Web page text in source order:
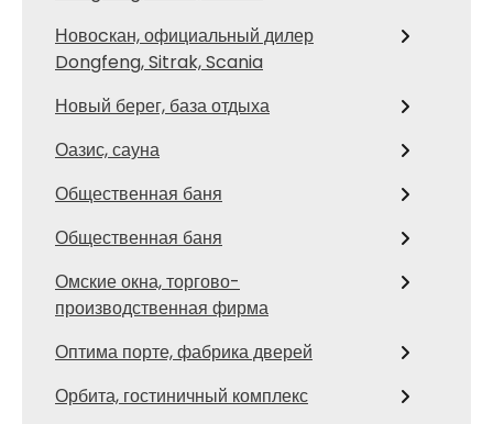
Новоcкан, официальный дилер
Dongfeng, Sitrak, Scania
Новый берег, база отдыха
Оазис, сауна
Общественная баня
Общественная баня
Омские окна, торгово-
производственная фирма
Оптима порте, фабрика дверей
Орбита, гостиничный комплекс